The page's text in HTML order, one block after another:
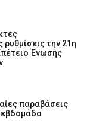
την 21η
Ένωσης
παραβάσεις
εβδομάδα